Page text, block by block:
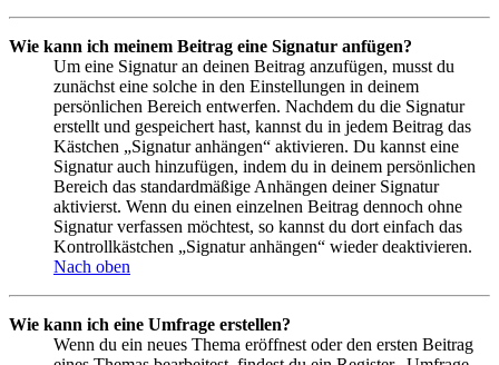
Wie kann ich meinem Beitrag eine Signatur anfügen?
Um eine Signatur an deinen Beitrag anzufügen, musst du
zunächst eine solche in den Einstellungen in deinem
persönlichen Bereich entwerfen. Nachdem du die Signatur
erstellt und gespeichert hast, kannst du in jedem Beitrag das
Kästchen „Signatur anhängen“ aktivieren. Du kannst eine
Signatur auch hinzufügen, indem du in deinem persönlichen
Bereich das standardmäßige Anhängen deiner Signatur
aktivierst. Wenn du einen einzelnen Beitrag dennoch ohne
Signatur verfassen möchtest, so kannst du dort einfach das
Kontrollkästchen „Signatur anhängen“ wieder deaktivieren.
Nach oben
Wie kann ich eine Umfrage erstellen?
Wenn du ein neues Thema eröffnest oder den ersten Beitrag